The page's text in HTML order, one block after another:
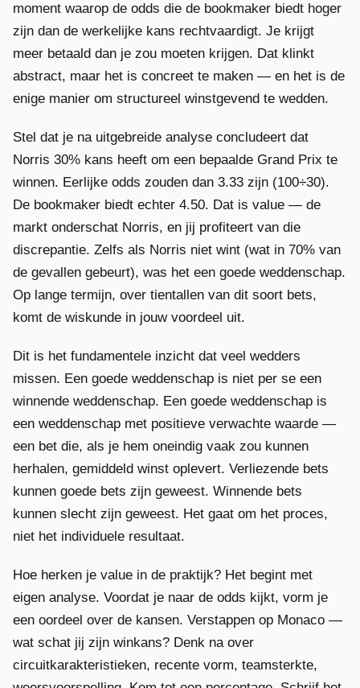
moment waarop de odds die de bookmaker biedt hoger
zijn dan de werkelijke kans rechtvaardigt. Je krijgt
meer betaald dan je zou moeten krijgen. Dat klinkt
abstract, maar het is concreet te maken — en het is de
enige manier om structureel winstgevend te wedden.
Stel dat je na uitgebreide analyse concludeert dat
Norris 30% kans heeft om een bepaalde Grand Prix te
winnen. Eerlijke odds zouden dan 3.33 zijn (100÷30).
De bookmaker biedt echter 4.50. Dat is value — de
markt onderschat Norris, en jij profiteert van die
discrepantie. Zelfs als Norris niet wint (wat in 70% van
de gevallen gebeurt), was het een goede weddenschap.
Op lange termijn, over tientallen van dit soort bets,
komt de wiskunde in jouw voordeel uit.
Dit is het fundamentele inzicht dat veel wedders
missen. Een goede weddenschap is niet per se een
winnende weddenschap. Een goede weddenschap is
een weddenschap met positieve verwachte waarde —
een bet die, als je hem oneindig vaak zou kunnen
herhalen, gemiddeld winst oplevert. Verliezende bets
kunnen goede bets zijn geweest. Winnende bets
kunnen slecht zijn geweest. Het gaat om het proces,
niet het individuele resultaat.
Hoe herken je value in de praktijk? Het begint met
eigen analyse. Voordat je naar de odds kijkt, vorm je
een oordeel over de kansen. Verstappen op Monaco —
wat schat jij zijn winkans? Denk na over
circuitkarakteristieken, recente vorm, teamsterkte,